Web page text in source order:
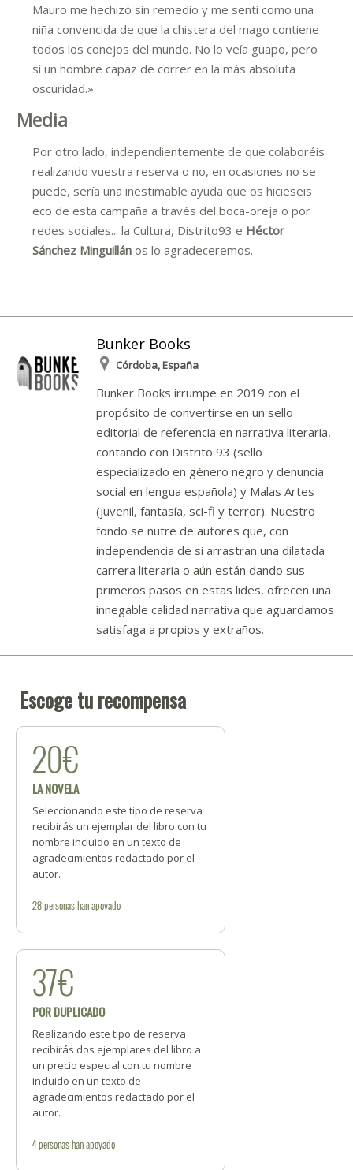
Mauro me hechizó sin remedio y me sentí como una
niña convencida de que la chistera del mago contiene
todos los conejos del mundo. No lo veía guapo, pero
sí un hombre capaz de correr en la más absoluta
oscuridad.»
Media
Por otro lado, independientemente de que colaboréis
realizando vuestra reserva o no, en ocasiones no se
puede, sería una inestimable ayuda que os hicieseis
eco de esta campaña a través del boca-oreja o por
redes sociales... la Cultura, Distrito93 e Héctor
Sánchez Minguillán os lo agradeceremos.
Bunker Books
Córdoba, España
Bunker Books irrumpe en 2019 con el
propósito de convertirse en un sello
editorial de referencia en narrativa literaria,
contando con Distrito 93 (sello
especializado en género negro y denuncia
social en lengua española) y Malas Artes
(juvenil, fantasía, sci-fi y terror). Nuestro
fondo se nutre de autores que, con
independencia de si arrastran una dilatada
carrera literaria o aún están dando sus
primeros pasos en estas lides, ofrecen una
innegable calidad narrativa que aguardamos
satisfaga a propios y extraños.
Escoge tu recompensa
20€
LA NOVELA
Seleccionando este tipo de reserva
recibirás un ejemplar del libro con tu
nombre incluido en un texto de
agradecimientos redactado por el
autor.
28personashan apoyado
37€
POR DUPLICADO
Realizando este tipo de reserva
recibirás dos ejemplares del libro a
un precio especial con tu nombre
incluido en un texto de
agradecimientos redactado por el
autor.
4personashan apoyado